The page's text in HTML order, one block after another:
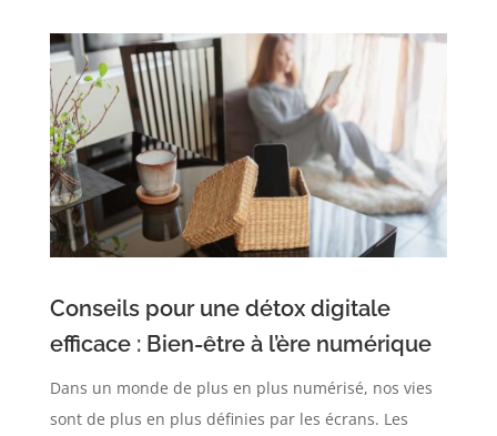
Conseils pour une détox digitale
efficace : Bien-être à l’ère numérique
Dans un monde de plus en plus numérisé, nos vies
sont de plus en plus définies par les écrans. Les